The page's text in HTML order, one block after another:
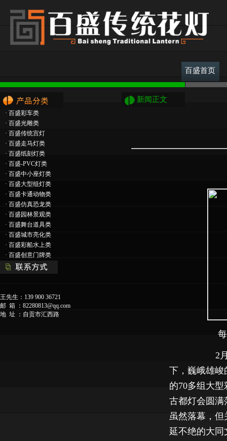
百盛首页
· 百盛彩车类
· 百盛光雕类
· 百盛传统宫灯
· 百盛走马灯类
· 百盛纸刻灯类
· 百盛-PVC灯类
· 百盛中小座灯类
· 百盛大型组灯类
· 百盛卡通动物类
· 百盛仿真恐龙类
· 百盛园林景观类
· 百盛舞台道具类
· 百盛城市亮化类
· 百盛彩船水上类
· 百盛创意门牌类
王先生：139 900 36721
邮 箱 ： 82280813@qq.com
地 址 ：自贡市汇西路
新闻正文
每天日幕
2月25日
下，巍峨雄峻
的70多组大
古都灯会圆满
虽然落幕，
延不绝的大